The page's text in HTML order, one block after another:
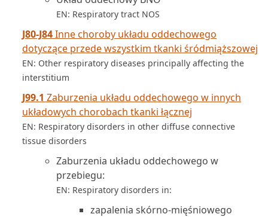
EN: Respiratory tract NOS
J80-J84Inne choroby układu oddechowego
dotyczące przede wszystkim tkanki śródmiąższowej
EN: Other respiratory diseases principally affecting the
interstitium
J99.1 Zaburzenia układu oddechowego w innych
układowych chorobach tkanki łącznej
EN: Respiratory disorders in other diffuse connective
tissue disorders
Zaburzenia układu oddechowego w
przebiegu:
EN: Respiratory disorders in:
zapalenia skórno-mięśniowego